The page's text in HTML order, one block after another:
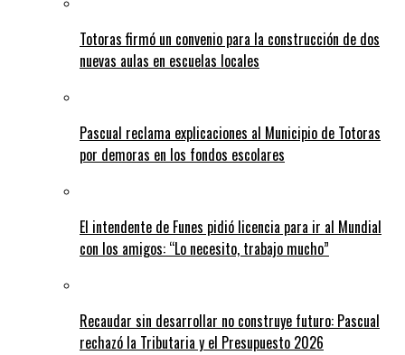
Totoras firmó un convenio para la construcción de dos
nuevas aulas en escuelas locales
Pascual reclama explicaciones al Municipio de Totoras
por demoras en los fondos escolares
El intendente de Funes pidió licencia para ir al Mundial
con los amigos: “Lo necesito, trabajo mucho”
Recaudar sin desarrollar no construye futuro: Pascual
rechazó la Tributaria y el Presupuesto 2026